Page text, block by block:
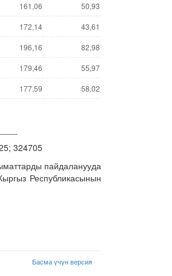
161,06
50,93
172,14
43,61
196,16
82,98
179,46
55,97
177,59 58,02
324705
пайдаланууда
Республикасынын
Басма үчүн версия